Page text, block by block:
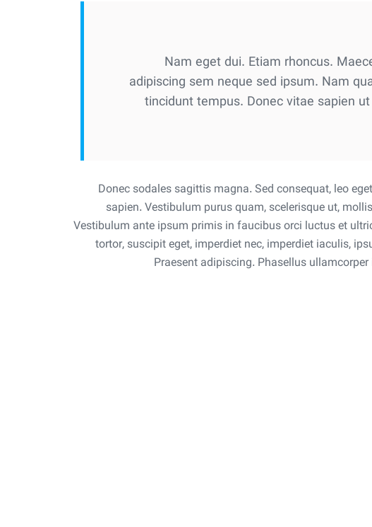
Nam eget dui. Etiam rhoncus.
adipiscing sem neque sed ipsum. Nam
tincidunt tempus. Donec vitae sapien
Donec sodales sagittis magna. Sed consequat, leo
sapien. Vestibulum purus quam, scelerisque ut,
Vestibulum ante ipsum primis in faucibus orci luctus et
tortor, suscipit eget, imperdiet nec, imperdiet iaculis,
Praesent adipiscing. Phasellus